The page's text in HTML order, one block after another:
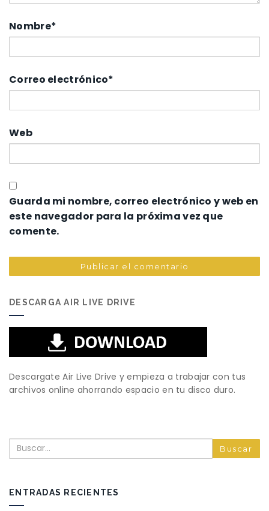
Nombre*
Correo electrónico*
Web
Guarda mi nombre, correo electrónico y web en
este navegador para la próxima vez que
comente.
DESCARGA AIR LIVE DRIVE
Descargate Air Live Drive y empieza a trabajar con tus
archivos online ahorrando espacio en tu disco duro.
Buscar
ENTRADAS RECIENTES